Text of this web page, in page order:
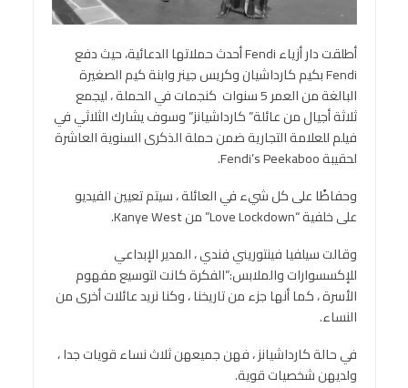
أطلقت دار أزياء Fendi أحدث حملاتها الدعائية، حيث دفع
Fendi بكيم كارداشيان وكريس جينر وابنة كيم الصغيرة
البالغة من العمر 5 سنوات كنجمات في الحملة ، ليجمع
ثلاثة أجيال من عائلة” كارداشيانز” وسوف يشارك الثلاثي في
فيلم للعلامة التجارية ضمن حملة الذكرى السنوية العاشرة
لحقيبة Fendi’s Peekaboo.
وحفاظًا على كل شيء في العائلة ، سيتم تعيين الفيديو
على خلفية “Love Lockdown” من Kanye West.
وقالت سيلفيا فينتوريني فندي ، المدير الإبداعي
للإكسسوارات والملابس:”الفكرة كانت لتوسيع مفهوم
الأسرة ، كما أنها جزء من تاريخنا ، وكنا نريد عائلات أخرى من
النساء.
في حالة كارداشيانز ، فهن جميعهن ثلاث نساء قويات جدا ،
ولديهن شخصيات قوية.